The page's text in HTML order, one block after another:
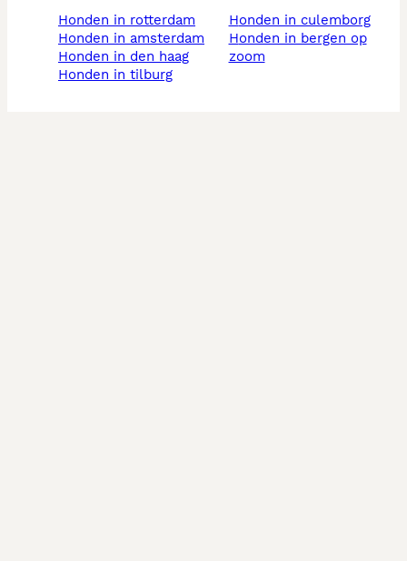
honden in rotterdam
honden in amsterdam
honden in den haag
honden in tilburg
honden in culemborg
honden in bergen op
zoom